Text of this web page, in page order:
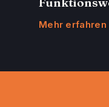
Mehr